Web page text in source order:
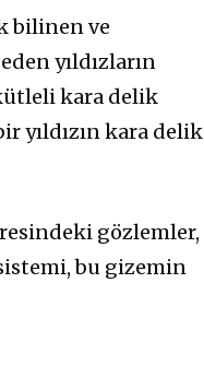
bilinen ve
yıldızların
kara delik
yıldızın kara delik
gözlemler,
bu gizemin